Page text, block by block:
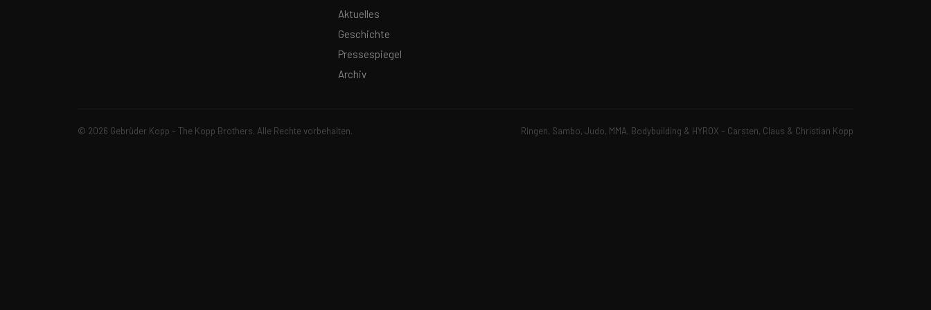
Aktuelles
Geschichte
Pressespiegel
Archiv
© 2026 Gebrüder Kopp – The Kopp Brothers. Alle Rechte vorbehalten. Ringen, Sambo, Judo, MMA, Bodybuilding & HYROX – Carsten, Claus & Christian Kopp